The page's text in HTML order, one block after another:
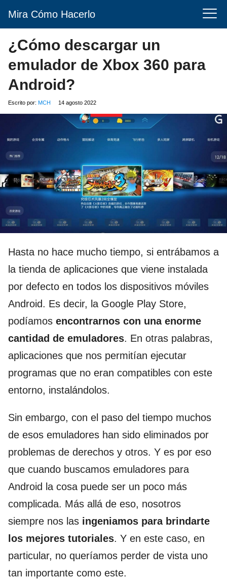
Mira Cómo Hacerlo
¿Cómo descargar un
emulador de Xbox 360 para
Android?
Escrito por: MCH 14 agosto 2022
Hasta no hace mucho tiempo, si entrábamos a
la tienda de aplicaciones que viene instalada
por defecto en todos los dispositivos móviles
Android. Es decir, la Google Play Store,
podíamos encontrarnos con una enorme
cantidad de emuladores. En otras palabras,
aplicaciones que nos permitían ejecutar
programas que no eran compatibles con este
entorno, instalándolos.
Sin embargo, con el paso del tiempo muchos
de esos emuladores han sido eliminados por
problemas de derechos y otros. Y es por eso
que cuando buscamos emuladores para
Android la cosa puede ser un poco más
complicada. Más allá de eso, nosotros
siempre nos las ingeniamos para brindarte
los mejores tutoriales. Y en este caso, en
particular, no queríamos perder de vista uno
tan importante como este.